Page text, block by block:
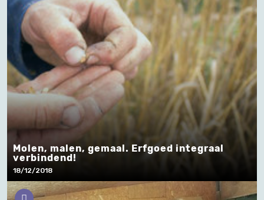
Molen, malen, gemaal. Erfgoed integraal
verbindend!
18/12/2018